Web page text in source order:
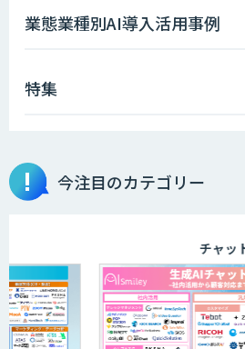
AIコンシェルジュ®
ソフトクリエイ
APTOのAI受託
業態業種別AI導入活用事例
特集
今注目のカテゴリー
チャット